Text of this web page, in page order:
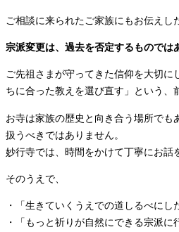
ご相談に来られたご家族にもお伝えし
宗派変更は、過去を否定するものでは
ご先祖さまが守ってきた信仰を大切に
ちに合った教えを選び直す」という、
お寺は家族の歴史と向き合う場所でも
扱うべきではありません。
妙行寺では、時間をかけて丁寧にお話
そのうえで、
・「生きていくうえでの道しるべにし
・「もっと祈りが自然にできる宗派に